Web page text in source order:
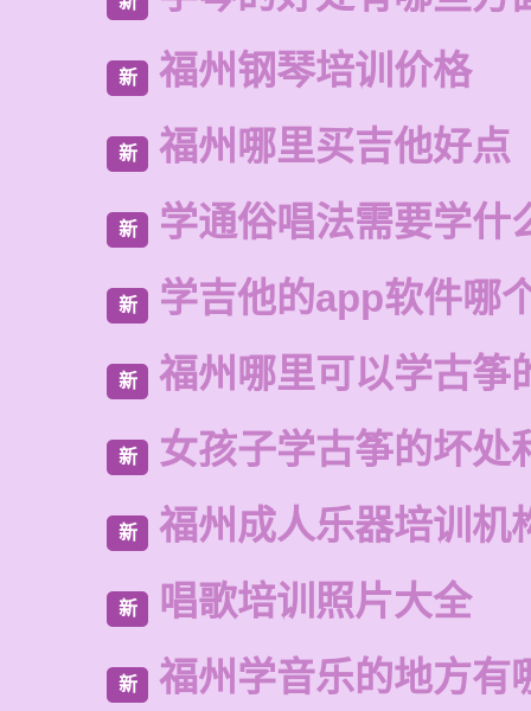
新 福州钢琴培训价格
新 福州哪里买吉他好点
新 学通俗唱法需要学什
新 学吉他的app软件哪
新 福州哪里可以学古筝
新 女孩子学古筝的坏处
新 福州成人乐器培训机
新 唱歌培训照片大全
新 福州学音乐的地方有